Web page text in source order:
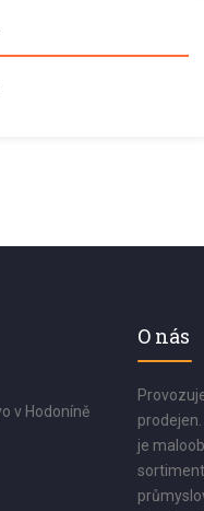
v Hodoníně
O nás
je